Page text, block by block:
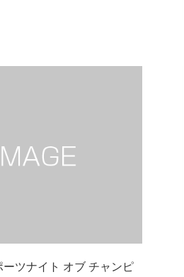
ツナイト オブ チャンピ